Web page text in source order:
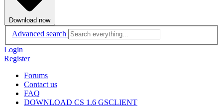
Download now
Advanced search
Login
Register
Forums
Contact us
FAQ
DOWNLOAD CS 1.6 GSCLIENT